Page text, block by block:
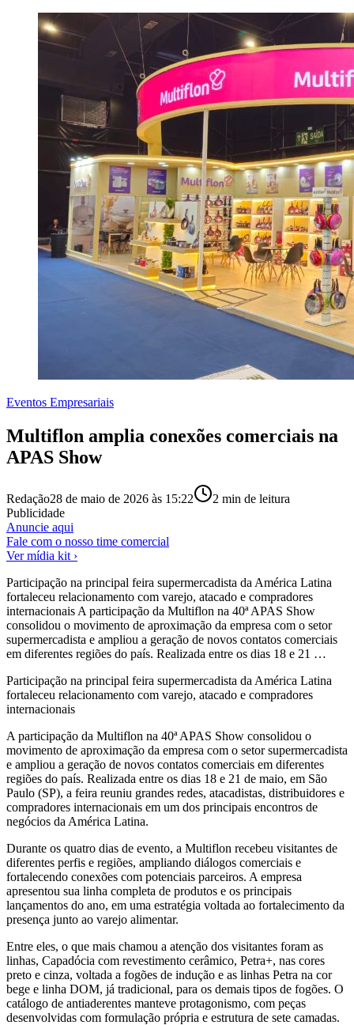
Eventos Empresariais
Multiflon amplia conexões comerciais na
APAS Show
Redação28 de maio de 2026 às 15:22 2 min de leitura
Publicidade
Anuncie aqui
Fale com o nosso time comercial
Ver mídia kit ›
Participação na principal feira supermercadista da América Latina
fortaleceu relacionamento com varejo, atacado e compradores
internacionais A participação da Multiflon na 40ª APAS Show
consolidou o movimento de aproximação da empresa com o setor
supermercadista e ampliou a geração de novos contatos comerciais
em diferentes regiões do país. Realizada entre os dias 18 e 21 …
Participação na principal feira supermercadista da América Latina
fortaleceu relacionamento com varejo, atacado e compradores
internacionais
A participação da Multiflon na 40ª APAS Show consolidou o
movimento de aproximação da empresa com o setor supermercadista
e ampliou a geração de novos contatos comerciais em diferentes
regiões do país. Realizada entre os dias 18 e 21 de maio, em São
Paulo (SP), a feira reuniu grandes redes, atacadistas, distribuidores e
compradores internacionais em um dos principais encontros de
negócios da América Latina.
Durante os quatro dias de evento, a Multiflon recebeu visitantes de
diferentes perfis e regiões, ampliando diálogos comerciais e
fortalecendo conexões com potenciais parceiros. A empresa
apresentou sua linha completa de produtos e os principais
lançamentos do ano, em uma estratégia voltada ao fortalecimento da
presença junto ao varejo alimentar.
Entre eles, o que mais chamou a atenção dos visitantes foram as
linhas, Capadócia com revestimento cerâmico, Petra+, nas cores
preto e cinza, voltada a fogões de indução e as linhas Petra na cor
bege e linha DOM, já tradicional, para os demais tipos de fogões. O
catálogo de antiaderentes manteve protagonismo, com peças
desenvolvidas com formulação própria e estrutura de sete camadas.